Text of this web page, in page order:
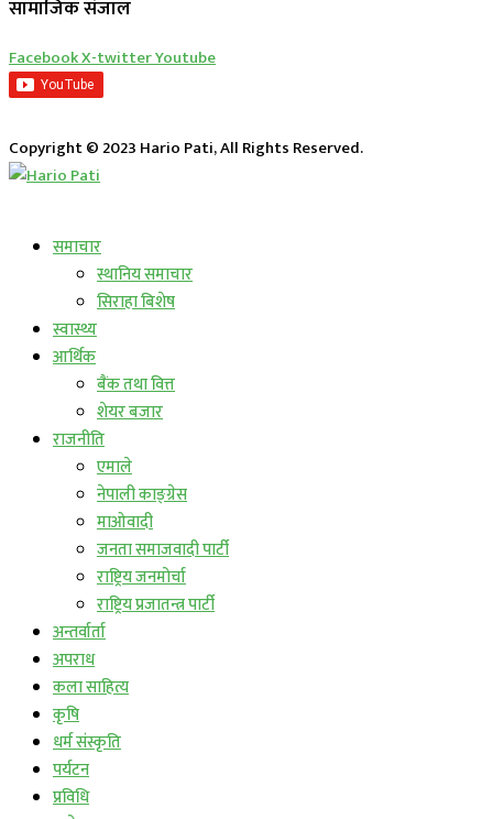
सामाजिक संजाल
FacebookX-twitterYoutube
Copyright © 2023 Hario Pati, All Rights Reserved.
समाचार
स्थानिय समाचार
सिराहा बिशेष
स्वास्थ्य
आर्थिक
बैंक तथा वित्त
शेयर बजार
राजनीति
एमाले
नेपाली काङ्ग्रेस
माओवादी
जनता समाजवादी पार्टी
राष्ट्रिय जनमोर्चा
राष्ट्रिय प्रजातन्त्र पार्टी
अन्तर्वार्ता
अपराध
कला साहित्य
कृषि
धर्म संस्कृति
पर्यटन
प्रविधि